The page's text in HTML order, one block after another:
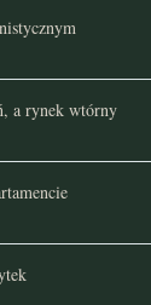
a rynek wtórny